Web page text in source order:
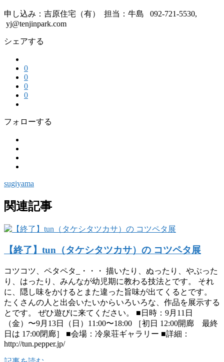
申し込み：吉原住宅（有） 担当：牛島 092-721-5530,
yj@tenjinpark.com
シェアする
0
0
0
0
フォローする
sugiyama
関連記事
【終了】tun（タケシタツカサ）の コツペタ展
コツコツ、ペタペタ_・・・ 描いたり、ぬったり、やぶった
り、はったり、みんなが幼児期に教わる技法とです。 それ
に、隠し味をかけるとまた違った旨味が出てくるとです。
たくさんの人と出会いたいからいろいろな、作品を展示する
とです。 ぜひ遊びに来てください。 ■日時：9月11日
（金）〜9月13日（日）11:00〜18:00 ［初日 12:00開廊 最終
日は 17:00閉廊］ ■会場：冷泉荘ギャラリー ■詳細：
http://tun.pepper.jp/